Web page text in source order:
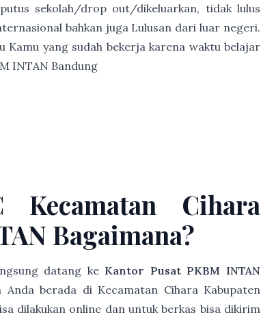
sekolah/drop out/dikeluarkan, tidak lulus
bahkan juga Lulusan dari luar negeri.
yang sudah bekerja karena waktu belajar
INTAN Bandung
Cihara
Bagaimana?
datang ke Kantor Pusat PKBM INTAN
berada di Kecamatan Cihara Kabupaten
dilakukan online dan untuk berkas bisa dikirim